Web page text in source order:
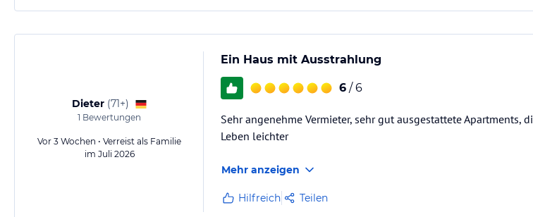
Dieter (71+)
1 Bewertungen
Vor 3 Wochen • Verreist als Familie
im Juli 2026
Ein Haus mit Ausstrahlung
6 / 6
Sehr angenehme Vermieter, sehr gut ausgestattete Apartments,
Leben leichter
Mehr anzeigen
Hilfreich Teilen